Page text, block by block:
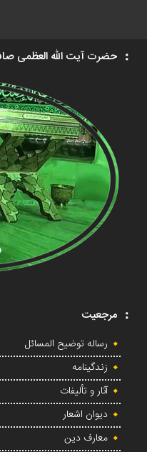
حضرت آیت الله العظمی
مرجعیت
رساله توضیح المسائل
زندگینامه
آثار و تألیفات
دیوان اشعار
معارف دین